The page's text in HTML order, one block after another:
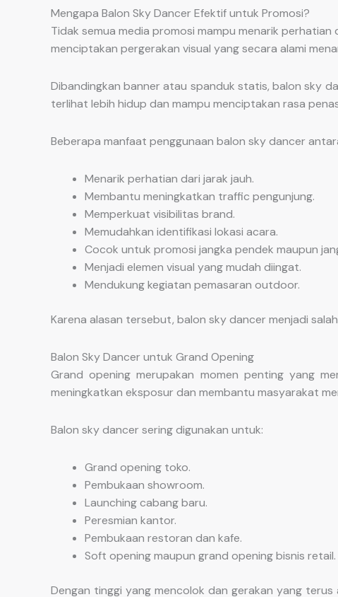
Mengapa Balon Sky Dancer Efektif untuk Promosi?
Tidak semua media promosi mampu menarik
menciptakan pergerakan visual yang secara alami
Dibandingkan banner atau spanduk statis, balon sky
terlihat lebih hidup dan mampu menciptakan rasa
Beberapa manfaat penggunaan balon sky dancer
Menarik perhatian dari jarak jauh.
Membantu meningkatkan traffic pengunjung.
Memperkuat visibilitas brand.
Memudahkan identifikasi lokasi acara.
Cocok untuk promosi jangka pendek maupun
Menjadi elemen visual yang mudah diingat.
Mendukung kegiatan pemasaran outdoor.
Karena alasan tersebut, balon sky dancer menjadi
Balon Sky Dancer untuk Grand Opening
Grand opening merupakan momen penting yang
meningkatkan eksposur dan membantu masyarakat
Balon sky dancer sering digunakan untuk:
Grand opening toko.
Pembukaan showroom.
Launching cabang baru.
Peresmian kantor.
Pembukaan restoran dan kafe.
Soft opening maupun grand opening bisnis retail.
Dengan tinggi yang mencolok dan gerakan yang